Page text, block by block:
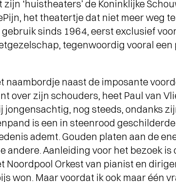
EEN JAAR MET FUSE!-
op Fuse als Artist in
Residence
-
je
‘huistheaters’ de Koninklijke
het theatertje dat niet meer weg
sinds 1964, eerst exclusief
tegenwoordig vooral een
naambordje naast de imposante
over zijn schouders, heet Paul van
nog steeds, ondanks
is een in steenrood
ademt. Gouden platen aan de
andere. Aanleiding voor het bezoek is
Noordpool Orkest van pianist en
won. Maar voordat ik ook maar één